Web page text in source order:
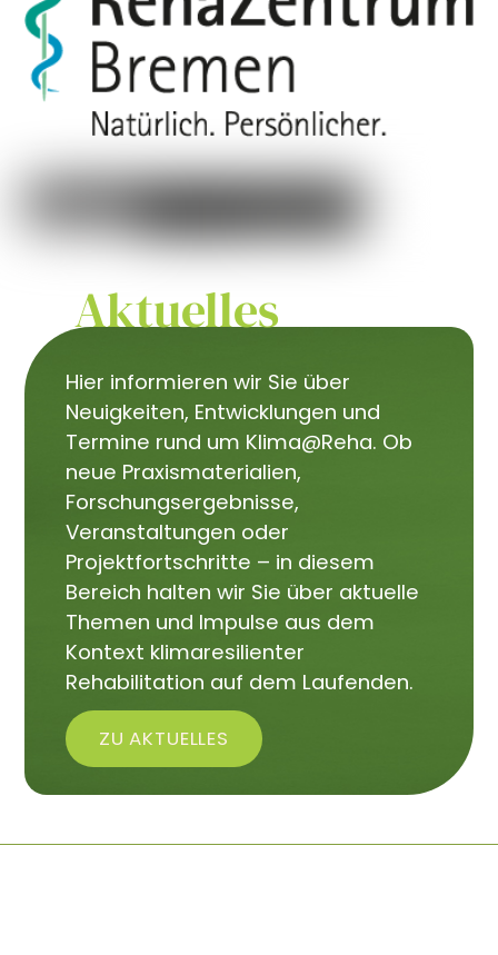
Aktuelles
Hier informieren wir Sie über
Neuigkeiten, Entwicklungen und
Termine rund um Klima@Reha. Ob
neue Praxismaterialien,
Forschungsergebnisse,
Veranstaltungen oder
Projektfortschritte – in diesem
Bereich halten wir Sie über aktuelle
Themen und Impulse aus dem
Kontext klimaresilienter
Rehabilitation auf dem Laufenden.
ZU AKTUELLES